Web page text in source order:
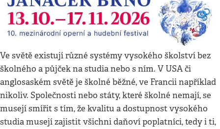
Ve světě existují různé systémy vysokého školství bez
školného a půjček na studia nebo s ním. V USA či
anglosaském světě je školné běžné, ve Francii například
nikoliv. Společnosti nebo státy, které školné nemají, se
musejí smířit s tím, že kvalitu a dostupnost vysokého
studia musejí zajistit všichni daňoví poplatníci, tedy i ti,